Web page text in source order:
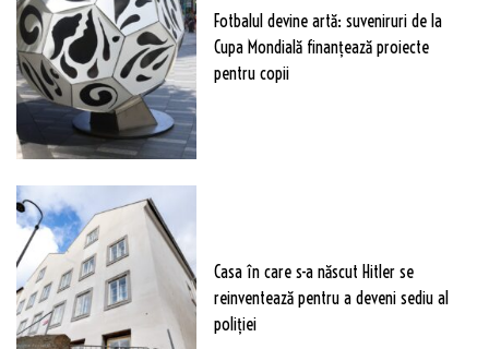
Fotbalul devine artă: suveniruri de la
Cupa Mondială finanțează proiecte
pentru copii
Casa în care s-a născut Hitler se
reinventează pentru a deveni sediu al
poliției